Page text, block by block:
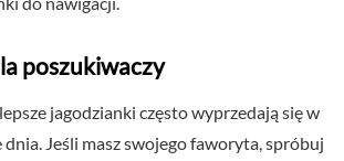
poszukiwaczy
jagodzianki często wyprzedają się w
dnia. Jeśli masz swojego faworyta, spróbuj